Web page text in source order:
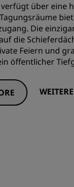
verfügt über
Die
die
Feiern und
öffentlicher